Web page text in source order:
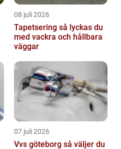
08 juli 2026
Tapetsering så lyckas du
med vackra och hållbara
väggar
07 juli 2026
Vvs göteborg så väljer du